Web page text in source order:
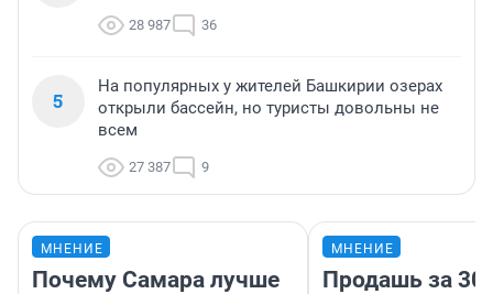
28 987 36
5
На популярных у жителей Башкирии озерах
открыли бассейн, но туристы довольны не
всем
27 387 9
МНЕНИЕ
Почему Самара лучше
МНЕНИЕ
Продашь за